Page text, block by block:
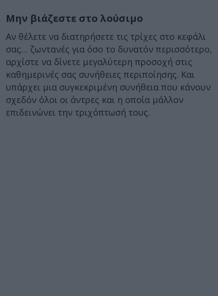
Μην βιάζεστε στο λούσιμο
Αν θέλετε να διατηρήσετε τις τρίχες στο κεφάλι
σας… ζωντανές για όσο το δυνατόν περισσότερο,
αρχίστε να δίνετε μεγαλύτερη προσοχή στις
καθημερινές σας συνήθειες περιποίησης. Και
υπάρχει μια συγκεκριμένη συνήθεια που κάνουν
σχεδόν όλοι οι άντρες και η οποία μάλλον
επιδεινώνει την τριχόπτωσή τους.